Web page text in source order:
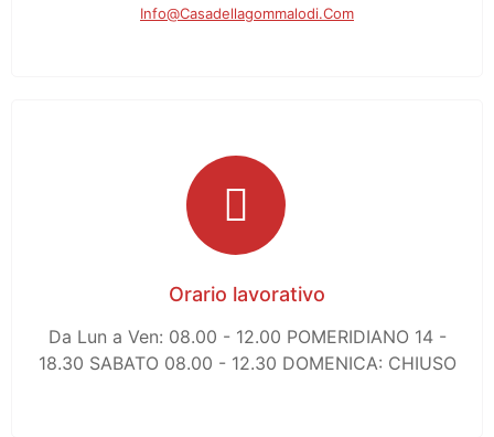
Info@casadellagommalodi.com
Orario lavorativo
Da Lun a Ven: 08.00 - 12.00 POMERIDIANO 14 -
18.30 SABATO 08.00 - 12.30 DOMENICA: CHIUSO